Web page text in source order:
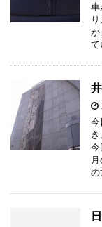
車
か
て
今
今
の